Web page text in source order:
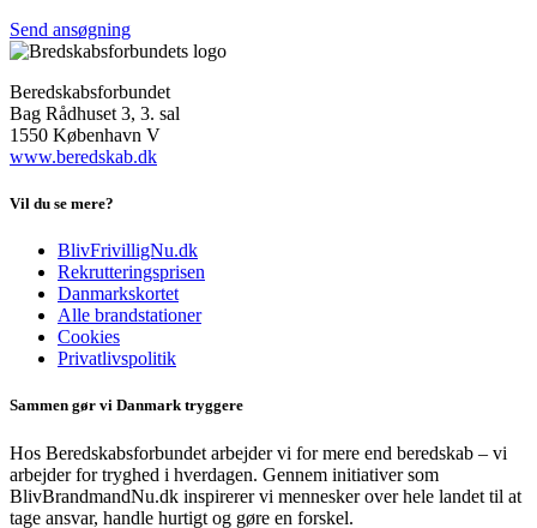
Send ansøgning
Beredskabsforbundet
Bag Rådhuset 3, 3. sal
1550 København V
www.beredskab.dk
Vil du se mere?
BlivFrivilligNu.dk
Rekrutteringsprisen
Danmarkskortet
Alle brandstationer
Cookies
Privatlivspolitik
Sammen gør vi Danmark tryggere
Hos Beredskabsforbundet arbejder vi for mere end beredskab – vi
arbejder for tryghed i hverdagen. Gennem initiativer som
BlivBrandmandNu.dk inspirerer vi mennesker over hele landet til at
tage ansvar, handle hurtigt og gøre en forskel.